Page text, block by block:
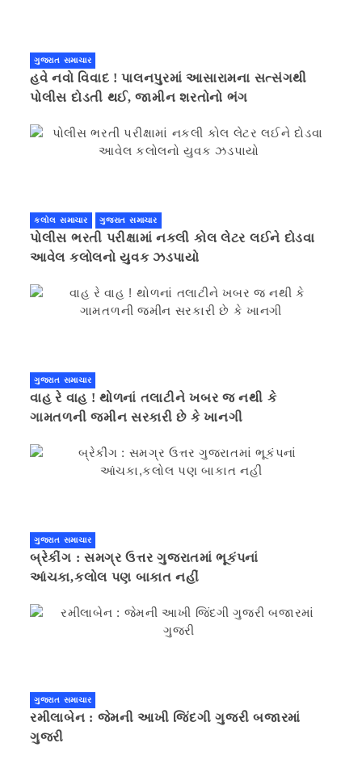
ગુજરાત સમાચાર
હવે નવો વિવાદ ! પાલનપુરમાં આસારામના સત્સંગથી
પોલીસ દોડતી થઈ, જામીન શરતોનો ભંગ
કલોલ સમાચાર ગુજરાત સમાચાર
પોલીસ ભરતી પરીક્ષામાં નકલી કોલ લેટર લઈને દોડવા
આવેલ કલોલનો યુવક ઝડપાયો
ગુજરાત સમાચાર
વાહ રે વાહ ! થોળનાં તલાટીને ખબર જ નથી કે
ગામતળની જમીન સરકારી છે કે ખાનગી
ગુજરાત સમાચાર
બ્રેકીંગ : સમગ્ર ઉત્તર ગુજરાતમાં ભૂકંપનાં
આંચકા,કલોલ પણ બાકાત નહીં
ગુજરાત સમાચાર
રમીલાબેન : જેમની આખી જિંદગી ગુજરી બજારમાં
ગુજરી